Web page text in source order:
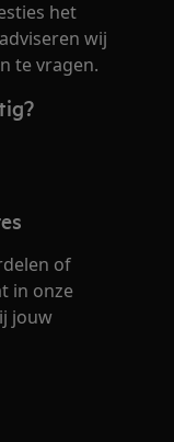
het
wij
te vragen.
of
in onze
jouw